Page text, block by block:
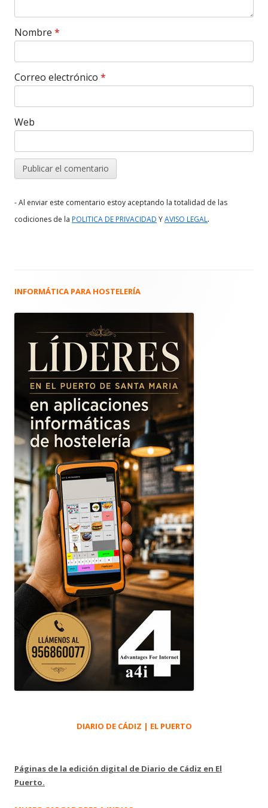
Nombre *
Correo electrónico *
Web
- Al enviar este comentario estoy aceptando la totalidad de las
codiciones de la POLITICA DE PRIVACIDAD YAVISO LEGAL.
Barra
principal
INFORMÁTICA PARA HOSTELERÍA
DIARIO DE CÁDIZ | EL PUERTO
Páginas de la edición digital de Diario de Cádiz en El
Puerto.